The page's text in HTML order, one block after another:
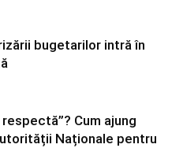
bugetarilor intră în
Cum ajung
Naționale pentru